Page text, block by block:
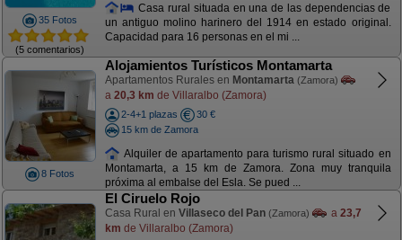
35 Fotos
(5 comentarios)
Casa rural situada en una de las dependencias de
un antiguo molino harinero del 1914 en estado original.
Capacidad para 16 personas en el mi ...
8 Fotos
Alojamientos Turísticos Montamarta
Apartamentos Rurales en Montamarta (Zamora)
a 20,3 km de Villaralbo (Zamora)
2-4+1 plazas
30 €
15 km de Zamora
Alquiler de apartamento para turismo rural situado en
Montamarta, a 15 km de Zamora. Zona muy tranquila
próxima al embalse del Esla. Se pued ...
El Ciruelo Rojo
Casa Rural en Villaseco del Pan (Zamora) a 23,7
km de Villaralbo (Zamora)